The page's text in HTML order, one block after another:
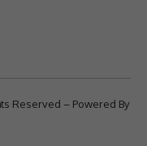
Reserved – Powered By